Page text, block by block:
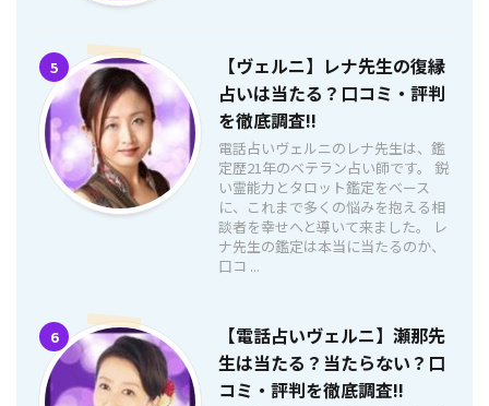
5
【ヴェルニ】レナ先生の復縁
占いは当たる？口コミ・評判
を徹底調査!!
電話占いヴェルニのレナ先生は、鑑
定歴21年のベテラン占い師です。 鋭
い霊能力とタロット鑑定をベース
に、これまで多くの悩みを抱える相
談者を幸せへと導いて来ました。 レ
ナ先生の鑑定は本当に当たるのか、
口コ ...
6
【電話占いヴェルニ】瀬那先
生は当たる？当たらない？口
コミ・評判を徹底調査!!